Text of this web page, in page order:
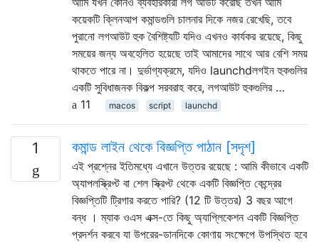
কয়েকটি ক্লিনআপ কমান্ডগুলি চালনার দিকে নজর রেখেছি, তবে
পুরানো লগআউট হুক বৈশিষ্ট্যটি যদিও এখনও কার্যকর রয়েছে, কিছু
সময়ের জন্য অবহেলিত হয়েছে তাই আমাদের সাথে আর বেশি সময়
থাকতে পারে না। দুর্ভাগ্যক্রমে, যদিও launchdলগইন হুকগুলির
একটি সুবিধাজনক বিকল্প সরবরাহ করে, লগআউট হুকগুলির …
11
macos script launchd
1 কমান্ড লাইন থেকে বিজ্ঞপ্তি পাঠান [সদৃশ]
এই প্রশ্নের ইতিমধ্যে এখানে উত্তর রয়েছে : আমি কীভাবে একটি
অ্যাপলস্ক্রিপ্ট বা শেল স্ক্রিপ্ট থেকে একটি বিজ্ঞপ্তি কেন্দ্রের
বিজ্ঞপ্তিটি ট্রিগার করতে পারি? (12 টি উত্তর) 3 বছর আগে
বন্ধ । ম্যাক ওএস এক্স-তে কিছু অ্যাপ্লিকেশন একটি বিজ্ঞপ্তি
প্রদর্শন করবে যা উপরের-ডানদিকে কোণায় সংক্ষেপে উপস্থিত হবে